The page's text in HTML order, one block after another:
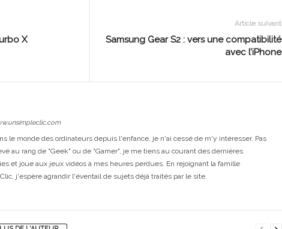
X
Article suivant
Samsung Gear S2 : vers une compatibilité
avec l’iPhone
le monde des ordinateurs depuis l'enfance, je n'ai cessé de m'y intéresser. Pas
au rang de "Geek" ou de "Gamer", je me tiens au courant des dernières
et joue aux jeux vidéos à mes heures perdues. En rejoignant la famille
j'espère agrandir l'éventail de sujets déjà traités par le site.